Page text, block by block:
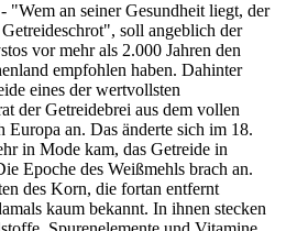
"Wem an seiner Gesundheit liegt, der
soll angeblich der
vor mehr als 2.000 Jahren den
empfohlen haben. Dahinter
eines der wertvollsten
der Getreidebrei aus dem vollen
Europa an. Das änderte sich im 18.
in Mode kam, das Getreide in
Epoche des Weißmehls brach an.
des Korn, die fortan entfernt
kaum bekannt. In ihnen stecken